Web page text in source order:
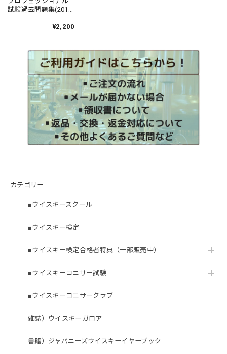
カテゴリー
■ウイスキースクール
■ウイスキー検定
■ウイスキー検定合格者特典（一部販売中）
■ウイスキーコニサー試験
■ウイスキーコニサークラブ
雑誌）ウイスキーガロア
書籍）ジャパニーズウイスキーイヤーブック
試験過去問題集(2019-
¥2,200